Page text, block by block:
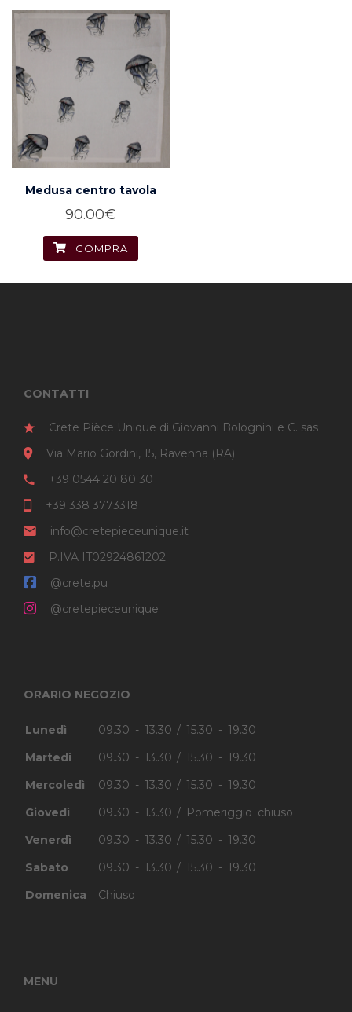
Medusa centro tavola
90.00€
COMPRA
CONTATTI
Crete Pièce Unique di Giovanni Bolognini e C. sas
Via Mario Gordini, 15, Ravenna (RA)
+39 0544 20 80 30
+39 338 3773318
info@cretepieceunique.it
P.IVA IT02924861202
@crete.pu
@cretepieceunique
ORARIO NEGOZIO
Lunedì
09.30 - 13.30 / 15.30 - 19.30
Martedì
09.30 - 13.30 / 15.30 - 19.30
Mercoledì
09.30 - 13.30 / 15.30 - 19.30
Giovedì
09.30 - 13.30 / Pomeriggio chiuso
Venerdì
09.30 - 13.30 / 15.30 - 19.30
Sabato
09.30 - 13.30 / 15.30 - 19.30
Domenica
Chiuso
MENU